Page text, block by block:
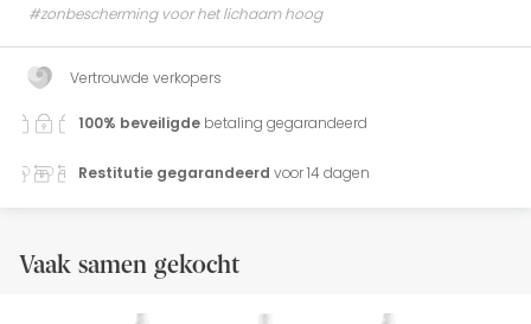
#zonbescherming voor het lichaam hoog
Vertrouwde verkopers
100% beveiligde betaling gegarandeerd
Restitutie gegarandeerd voor 14 dagen
Vaak samen gekocht